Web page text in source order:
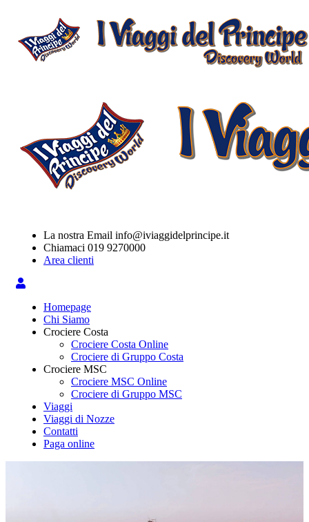
La nostra Email info@iviaggidelprincipe.it
Chiamaci 019 9270000
Area clienti
Homepage
Chi Siamo
Crociere Costa
Crociere Costa Online
Crociere di Gruppo Costa
Crociere MSC
Crociere MSC Online
Crociere di Gruppo MSC
Viaggi
Viaggi di Nozze
Contatti
Paga online